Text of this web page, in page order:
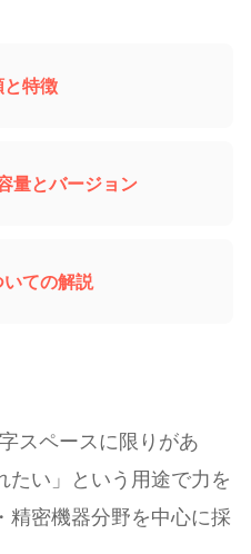
特徴
量とバージョン
ての解説
スペースに限りがあ
たい」という用途で力を
精密機器分野を中心に採